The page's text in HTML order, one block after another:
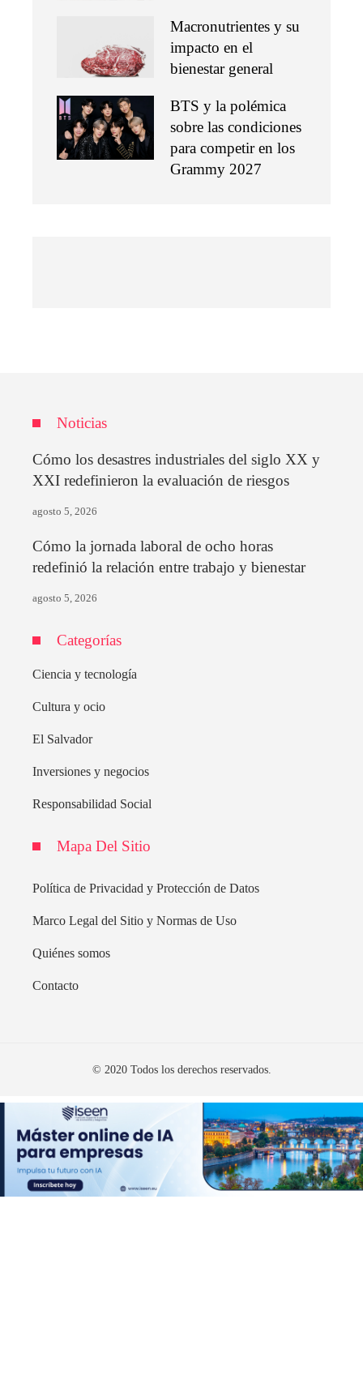
Macronutrientes y su
impacto en el
bienestar general
BTS y la polémica
sobre las condiciones
para competir en los
Grammy 2027
Noticias
Cómo los desastres industriales del siglo XX y
XXI redefinieron la evaluación de riesgos
agosto 5, 2026
Cómo la jornada laboral de ocho horas
redefinió la relación entre trabajo y bienestar
agosto 5, 2026
Categorías
Ciencia y tecnología
Cultura y ocio
El Salvador
Inversiones y negocios
Responsabilidad Social
Mapa Del Sitio
Política de Privacidad y Protección de Datos
Marco Legal del Sitio y Normas de Uso
Quiénes somos
Contacto
© 2020 Todos los derechos reservados.